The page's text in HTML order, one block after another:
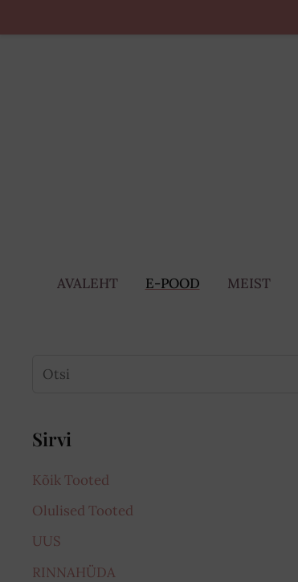
AVALEHT E-POOD MEIST
Sirvi
Kõik Tooted
Olulised Tooted
UUS
RINNAHÜDA